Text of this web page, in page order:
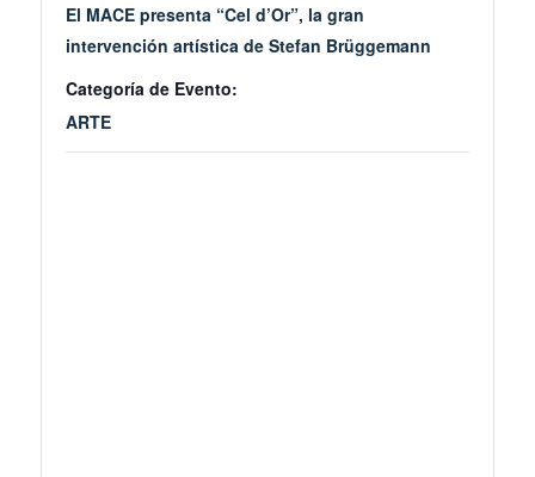
El MACE presenta “Cel d’Or”, la gran
intervención artística de Stefan Brüggemann
Categoría de Evento:
ARTE